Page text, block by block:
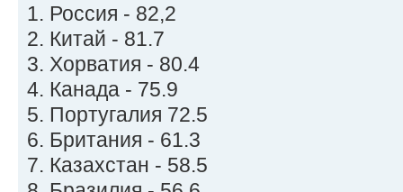
1. Россия - 82,2
2. Китай - 81.7
3. Хорватия - 80.4
4. Канада - 75.9
5. Португалия 72.5
6. Британия - 61.3
7. Казахстан - 58.5